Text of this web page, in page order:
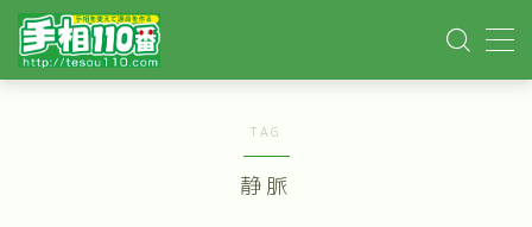
MENU
TAG
静脈